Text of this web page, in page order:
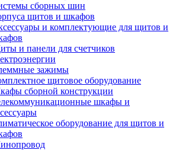
сборных шин
щитов и шкафов
и комплектующие для щитов и
и панели для счетчиков
зажимы
щитовое оборудование
сборной конструкции
шкафы и
оборудование для щитов и